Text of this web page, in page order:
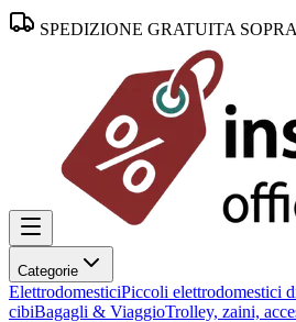
SPEDIZIONE GRATUITA
Categorie
ElettrodomesticiPiccoli elettrodomestici
cibiBagagli & ViaggioTrolley, zaini,